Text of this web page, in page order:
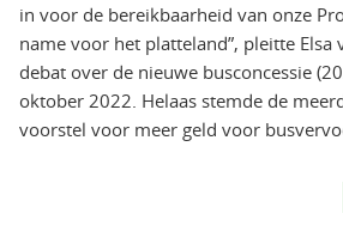
in voor de bereikbaarheid van onze
name voor het platteland”, pleitte Elsa
debat over de nieuwe busconcessie
oktober 2022. Helaas stemde de
voorstel voor meer geld voor